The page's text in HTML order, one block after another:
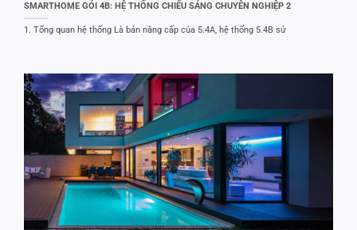
SMARTHOME GÓI 4B: HỆ THỐNG CHIẾU SÁNG CHUYÊN NGHIỆP 2
1. Tổng quan hệ thống Là bản nâng cấp của 5.4A, hệ thống 5.4B sử